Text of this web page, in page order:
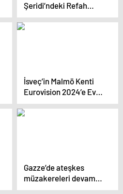
Şeridi’ndeki Refah
Kenti’ni Tahliye Ediyor
İsveç’in Malmö Kenti
Eurovision 2024’e Ev
Sahipliği Yapacak
Gazze’de ateşkes
müzakereleri devam
ediyor